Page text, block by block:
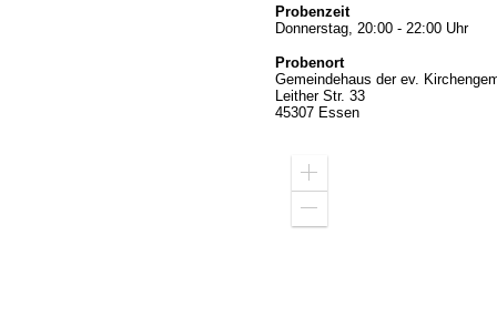
Probenzeit
Donnerstag, 20:00 - 22:00 Uhr
Probenort
Gemeindehaus der ev.
Leither Str. 33
45307 Essen
Zoom